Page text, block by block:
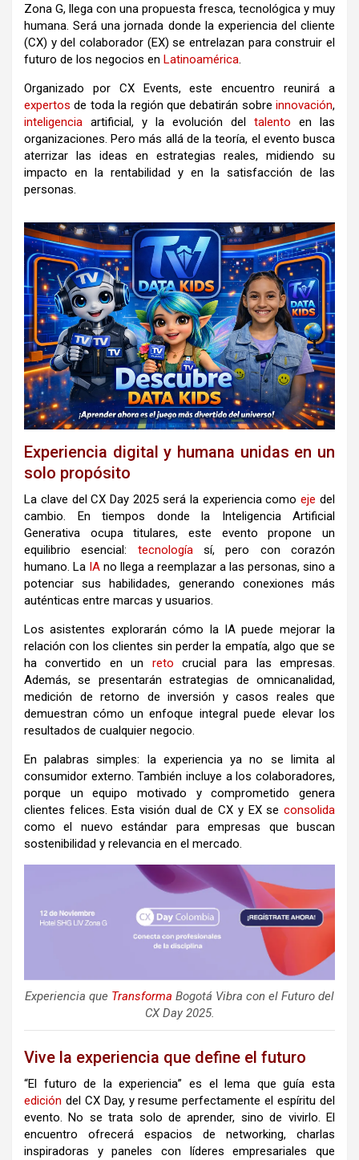
Zona G, llega con una propuesta fresca, tecnológica y muy
humana. Será una jornada donde la experiencia del cliente
(CX) y del colaborador (EX) se entrelazan para construir el
futuro de los negocios en Latinoamérica.
Organizado por CX Events, este encuentro reunirá a
expertos de toda la región que debatirán sobre innovación,
inteligencia artificial, y la evolución del talento en las
organizaciones. Pero más allá de la teoría, el evento busca
aterrizar las ideas en estrategias reales, midiendo su
impacto en la rentabilidad y en la satisfacción de las
personas.
Experiencia digital y humana unidas en un
solo propósito
La clave del CX Day 2025 será la experiencia comoeje del
cambio. En tiempos donde la Inteligencia Artificial
Generativa ocupa titulares, este evento propone un
equilibrio esencial: tecnologíasí, pero con corazón
humano. La IA no llega a reemplazar a las personas, sino a
potenciar sus habilidades, generando conexiones más
auténticas entre marcas y usuarios.
Los asistentes explorarán cómo la IA puede mejorar la
relación con los clientes sin perder la empatía, algo que se
ha convertido en un reto crucial para las empresas.
Además, se presentarán estrategias de omnicanalidad,
medición de retorno de inversión y casos reales que
demuestran cómo un enfoque integral puede elevar los
resultados de cualquier negocio.
En palabras simples: la experiencia ya no se limita al
consumidor externo. También incluye a los colaboradores,
porque un equipo motivado y comprometido genera
clientes felices. Esta visión dual de CX y EX se consolida
como el nuevo estándar para empresas que buscan
sostenibilidad y relevancia en el mercado.
Experiencia que Transforma Bogotá Vibra con el Futuro del
CX Day 2025.
Vive la experiencia que define el futuro
“El futuro de la experiencia” es el lema que guía esta
edición del CX Day, y resume perfectamente el espíritu del
evento. No se trata solo de aprender, sino de vivirlo. El
encuentro ofrecerá espacios de networking, charlas
inspiradoras y paneles con líderes empresariales que